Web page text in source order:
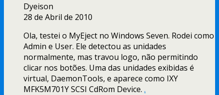
Dyeison
28 de Abril de 2010
Ola, testei o MyEject no Windows Seven. Rodei como
Admin e User. Ele detectou as unidades
normalmente, mas travou logo, não permitindo
clicar nos botões. Uma das unidades exibidas é
virtual, DaemonTools, e aparece como IXY
MFK5M701Y SCSI CdRom Device. .